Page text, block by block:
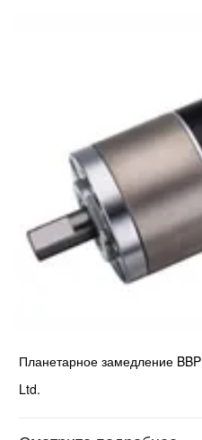
Планетарное замедление
Ltd.